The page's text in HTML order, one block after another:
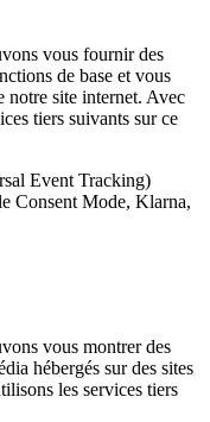
vous fournir des
de base et vous
notre site internet. Avec
tiers suivants sur ce
Event Tracking)
Consent Mode, Klarna,
vous montrer des
hébergés sur des sites
les services tiers